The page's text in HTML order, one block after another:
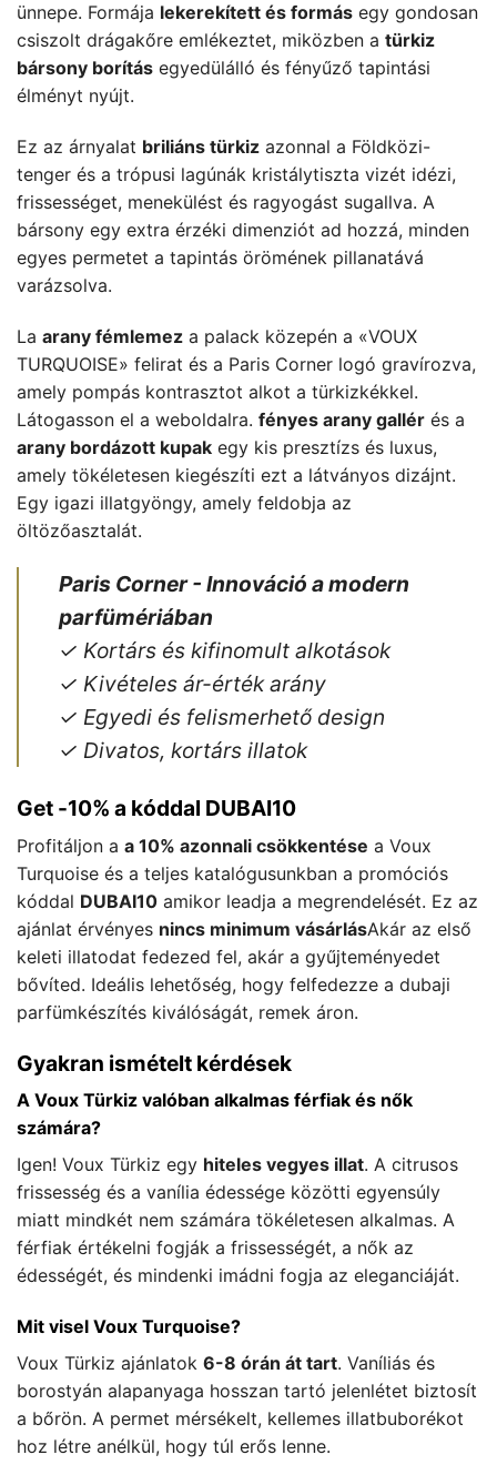
ünnepe. Formája lekerekített és formás egy gondosan
csiszolt drágakőre emlékeztet, miközben a türkiz
bársony borítás egyedülálló és fényűző tapintási
élményt nyújt.
Ez az árnyalat briliáns türkiz azonnal a Földközi-
tenger és a trópusi lagúnák kristálytiszta vizét idézi,
frissességet, menekülést és ragyogást sugallva. A
bársony egy extra érzéki dimenziót ad hozzá, minden
egyes permetet a tapintás örömének pillanatává
varázsolva.
La arany fémlemez a palack közepén a «VOUX
TURQUOISE» felirat és a Paris Corner logó gravírozva,
amely pompás kontrasztot alkot a türkizkékkel.
Látogasson el a weboldalra. fényes arany gallér és a
arany bordázott kupak egy kis presztízs és luxus,
amely tökéletesen kiegészíti ezt a látványos dizájnt.
Egy igazi illatgyöngy, amely feldobja az
öltözőasztalát.
Paris Corner - Innováció a modern
parfümériában
✓ Kortárs és kifinomult alkotások
✓ Kivételes ár-érték arány
✓ Egyedi és felismerhető design
✓ Divatos, kortárs illatok
Get -10% a kóddal DUBAI10
Profitáljon a a 10% azonnali csökkentése a Voux
Turquoise és a teljes katalógusunkban a promóciós
kóddal DUBAI10 amikor leadja a megrendelését. Ez az
ajánlat érvényes nincs minimum vásárlásAkár az első
keleti illatodat fedezed fel, akár a gyűjteményedet
bővíted. Ideális lehetőség, hogy felfedezze a dubaji
parfümkészítés kiválóságát, remek áron.
Gyakran ismételt kérdések
A Voux Türkiz valóban alkalmas férfiak és nők
számára?
Igen! Voux Türkiz egy hiteles vegyes illat. A citrusos
frissesség és a vanília édessége közötti egyensúly
miatt mindkét nem számára tökéletesen alkalmas. A
férfiak értékelni fogják a frissességét, a nők az
édességét, és mindenki imádni fogja az eleganciáját.
Mit visel Voux Turquoise?
Voux Türkiz ajánlatok 6-8 órán át tart. Vaníliás és
borostyán alapanyaga hosszan tartó jelenlétet biztosít
a bőrön. A permet mérsékelt, kellemes illatbuborékot
hoz létre anélkül, hogy túl erős lenne.